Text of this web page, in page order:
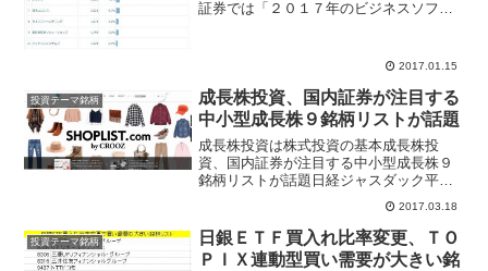
証券では「２０１７年のビジネスソフ
いる」と週報で特集記事を掲載してい
2017.01.15
投資テーマ銘柄
成長株投資、国内証券が注目する
中小型成長株９銘柄リストが話題
成長株投資は株式投資の基本成長株投
資、国内証券が注目する中小型成長株９
銘柄リストが話題日経ジャスダック平均
が２月１０日～３月１０日まで２１日連
続で上昇した、中小型株物色が活況で日
経ジャスダック平均２１日続伸するのは
１３年ぶり、３０００円の節...
2017.03.18
投資テーマ銘柄
日銀ＥＴＦ買入れ比率変更、ＴＯ
ＰＩＸ連動型買い需要が大きい銘